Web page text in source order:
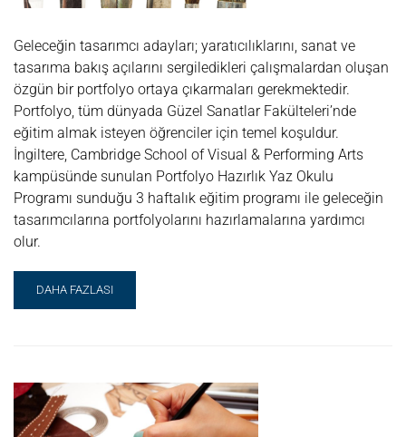
Geleceğin tasarımcı adayları; yaratıcılıklarını, sanat ve
tasarıma bakış açılarını sergiledikleri çalışmalardan oluşan
özgün bir portfolyo ortaya çıkarmaları gerekmektedir.
Portfolyo, tüm dünyada Güzel Sanatlar Fakülteleri’nde
eğitim almak isteyen öğrenciler için temel koşuldur.
İngiltere, Cambridge School of Visual & Performing Arts
kampüsünde sunulan Portfolyo Hazırlık Yaz Okulu
Programı sunduğu 3 haftalık eğitim programı ile geleceğin
tasarımcılarına portfolyolarını hazırlamalarına yardımcı
olur.
READ
MORE
OKULU
DAHA FAZLASI